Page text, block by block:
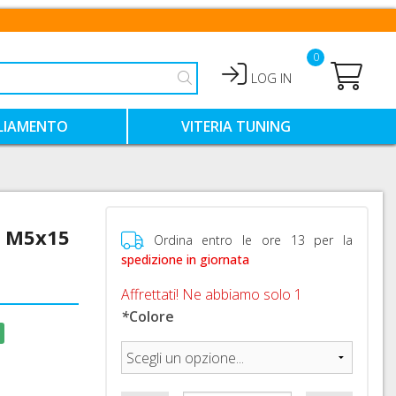
LOG IN
0
TECNICO
VITERIA TUNING
VITI ACCIAIO COLORATE
Ordina entro le ore 13 per la
spedizione in giornata
Affrettati! Ne abbiamo solo 1
*Colore